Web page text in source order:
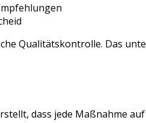
Qualitätskontrolle. Das
dass jede Maßnahme